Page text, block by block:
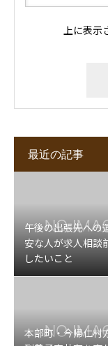
上に表示
最近の記事
午後の出張先への
安な人が求人相談
したいこと
本部町・今帰仁村